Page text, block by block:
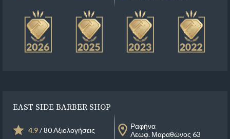
EAST SIDE BARBER SHOP
4.9/ 80 Αξιολογήσεις
Ραφήνα
Λεωφ. Μαραθώνος 63